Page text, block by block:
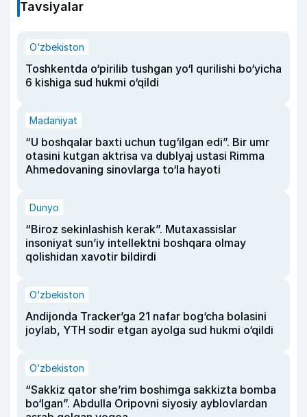
Tavsiyalar
O‘zbekiston
Toshkentda o‘pirilib tushgan yo‘l qurilishi bo‘yicha
6 kishiga sud hukmi o‘qildi
Madaniyat
“U boshqalar baxti uchun tug‘ilgan edi”. Bir umr
otasini kutgan aktrisa va dublyaj ustasi Rimma
Ahmedovaning sinovlarga to‘la hayoti
Dunyo
“Biroz sekinlashish kerak”. Mutaxassislar
insoniyat sun’iy intellektni boshqara olmay
qolishidan xavotir bildirdi
O‘zbekiston
Andijonda Tracker’ga 21 nafar bog‘cha bolasini
joylab, YTH sodir etgan ayolga sud hukmi o‘qildi
O‘zbekiston
“Sakkiz qator she’rim boshimga sakkizta bomba
bo‘lgan”. Abdulla Oripovni siyosiy ayblovlardan